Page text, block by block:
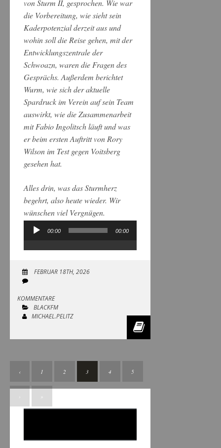
von Sturm II, gesprochen. Wie war
die Vorbereitung, wie sieht sein
Kaderpotenzial derzeit aus und
wohin soll die Reise gehen, mit der
Entwicklungszentrale der
Schwoazn, waren die Fragen des
Gesprächs. Außerdem berichtet
Wurm, wie sich der aktuelle
Spardruck im Verein auf sein Team
auswirkt, wie die Zusammenarbeit
mit Fabio Ingolitsch läuft und was
er beim ersten Auftritt von Rory
Wilson im Test gegen Voitsberg
gesehen hat.
Alles drin, was das Sturmherz
begehrt, also heute wieder. Wir
wünschen viel Vergnügen.
Audio-
00:00 00:00
FEBRUAR 18TH, 2026
KOMMENTARE
BLACKFM
MICHAEL.PELITZ
‹ 1 2 3 4 5
› »